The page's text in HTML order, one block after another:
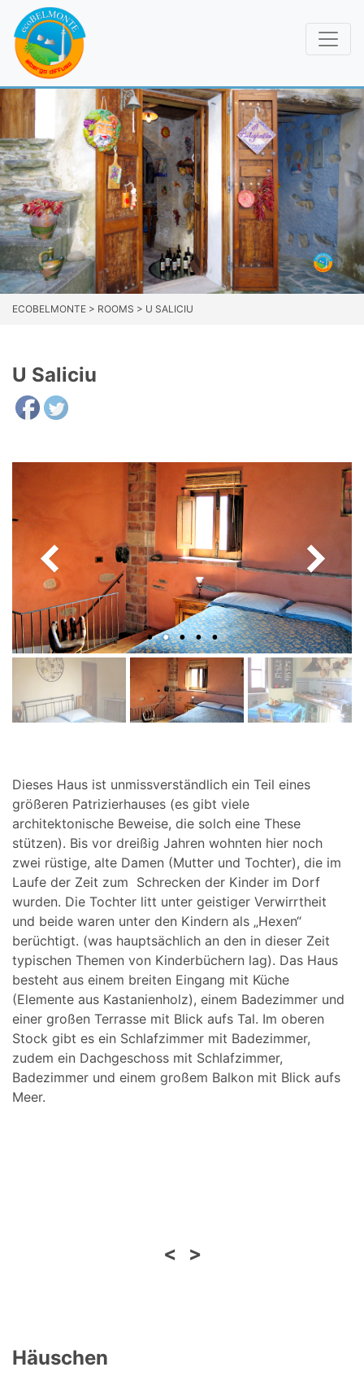
ECOBELMONTE > ROOMS > U SALICIU
U Saliciu
Dieses Haus ist unmissverständlich ein Teil eines
größeren Patrizierhauses (es gibt viele
architektonische Beweise, die solch eine These
stützen). Bis vor dreißig Jahren wohnten hier noch
zwei rüstige, alte Damen (Mutter und Tochter), die im
Laufe der Zeit zum Schrecken der Kinder im Dorf
wurden. Die Tochter litt unter geistiger Verwirrtheit
und beide waren unter den Kindern als „Hexen“
berüchtigt. (was hauptsächlich an den in dieser Zeit
typischen Themen von Kinderbüchern lag). Das Haus
besteht aus einem breiten Eingang mit Küche
(Elemente aus Kastanienholz), einem Badezimmer und
einer großen Terrasse mit Blick aufs Tal. Im oberen
Stock gibt es ein Schlafzimmer mit Badezimmer,
zudem ein Dachgeschoss mit Schlafzimmer,
Badezimmer und einem großem Balkon mit Blick aufs
Meer.
< >
Häuschen